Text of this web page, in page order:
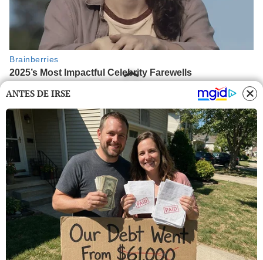
ANTES DE IRSE